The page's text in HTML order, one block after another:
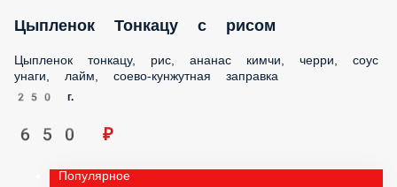
Вырезка мраморной говядины, салат микс, черри, пармезан,
соус тартар, соус демиглас, сырный соус с кимчи
220 г.
910 ₽